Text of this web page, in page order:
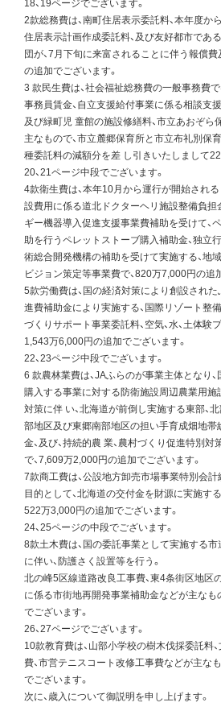
18、19ページでございます。
2款総務費は、南町住居表示委託料、本年度
住居表示計画作成委託料、及び友好都市であ
団が、7月下旬に来富されることに伴う報償
の追加でございます。
3 款民生費は、社会福祉総務費の一般事務費
事務員賃金、自立支援給付事業に係る相談支
及び緑町児 童館の施設修繕料、市立あおぞ
主なもので、市立麓郷保育所と市立布礼別保
種委託料の減額分を差 し引きいたしまして
20、21ページ中段でございます。
4款衛生費は、本年10月から運行が開始され
設費用に係る道北ドクターヘリ施設整備負担
ギー機器導入促進支援事業費補助を受けて、
助を行うペレットストーブ購入補助金、独立
術総合開発機構の補助を受けて実施する、地
ビジョン策定等事業費で、820万7,000円の追
5款労働費は、国の経済対策により創設され
進費補助金により実施する、国際リゾート整
づくりサポート事業委託料、空気、水、土体験
1,543万6,000円の追加でございます。
22、23ページ中段でございます。
6 款農林業費は、JAふらのが事業主体となり
購入する事業に対する防衛施設周辺農業用施
対策に伴 い、北海道が前倒し実施する東部、
部地区及び東郷南部地区の担い手育成畑地帯
金、及び、持続的農 業、農村づくり促進特別
で、7,609万2,000円の追加でございます。
7款商工費は、公設地方卸売市場事業特別会計
目的として、北海道の交付金を財源に実施す
522万3,000円の追加でございます。
24、25ページの中段でございます。
8款土木費は、国の委託事業として実施する
に伴い、防護さく設置等を行う。
北の峰5区線道路改良工事費、東4条街区地区
に係る市街地再開発事業補助金などが主なも
でございます。
26、27ページでございます。
10款教育費は、山部小学校の樹木伐採委託料
費、市営テニスコート改修工事費などが主な
でございます。
次に、歳入について御説明を申し上げます。